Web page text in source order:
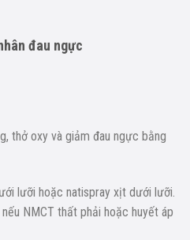
đau ngực
thở oxy và giảm đau ngực bằng
lưỡi hoặc natispray xịt dưới lưỡi.
NMCT thất phải hoặc huyết áp